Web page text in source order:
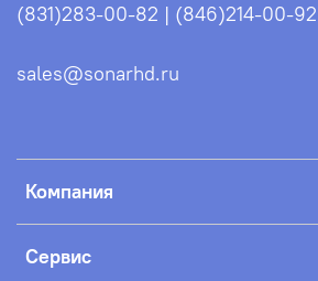
Компания
Сервис
(831)283-00-82 | (846)214-00-92
sales@sonarhd.ru